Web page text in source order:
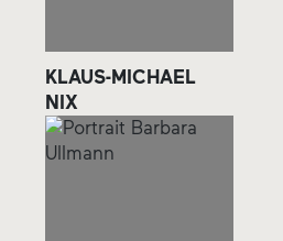
KLAUS-MICHAEL
NIX